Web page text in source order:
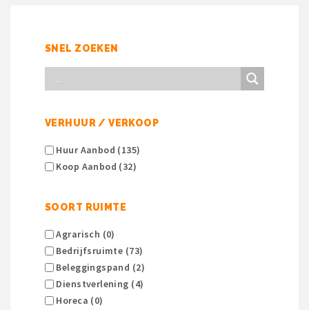
SNEL ZOEKEN
VERHUUR / VERKOOP
Huur Aanbod (135)
Koop Aanbod (32)
SOORT RUIMTE
Agrarisch (0)
Bedrijfsruimte (73)
Beleggingspand (2)
Dienstverlening (4)
Horeca (0)